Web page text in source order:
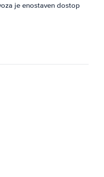
je enostaven dostop